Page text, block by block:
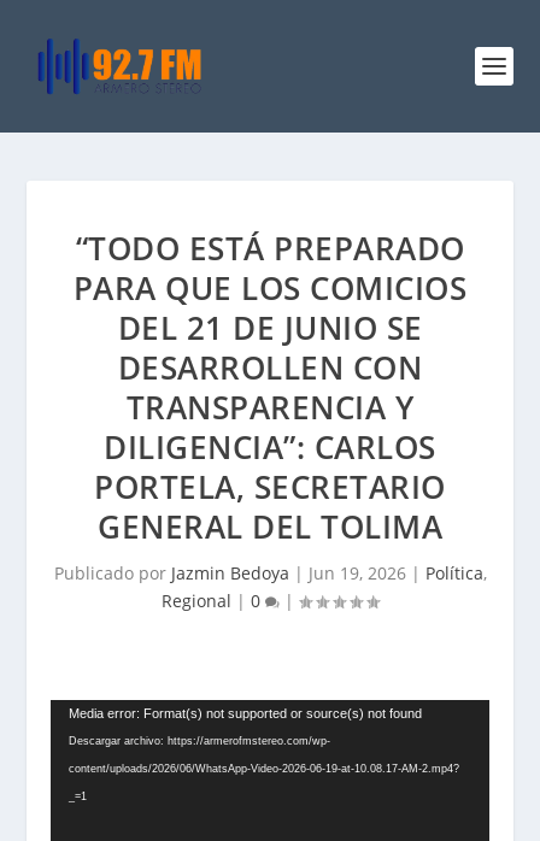
“TODO ESTÁ PREPARADO
PARA QUE LOS COMICIOS
DEL 21 DE JUNIO SE
DESARROLLEN CON
TRANSPARENCIA Y
DILIGENCIA”: CARLOS
PORTELA, SECRETARIO
GENERAL DEL TOLIMA
Publicado por Jazmin Bedoya | Jun 19, 2026| Política,
Regional | 0 |
Reproductor
de
vídeo
Media error: Format(s) not supported or source(s) not found
Descargar archivo: https://armerofmstereo.com/wp-
content/uploads/2026/06/WhatsApp-Video-2026-06-19-at-10.08.17-AM-2.mp4?
_=1